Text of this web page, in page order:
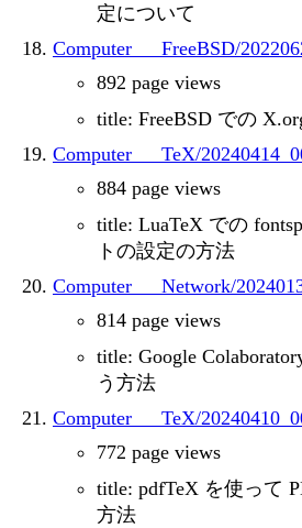
定について
Computer___FreeBSD/
892 page views
title: FreeBSD での
Computer___TeX/
884 page views
title: LuaTeX での
トの設定の方法
Computer___Network/
814 page views
title: Google
う方法
Computer___TeX/
772 page views
title: pdfTeX を使って
方法